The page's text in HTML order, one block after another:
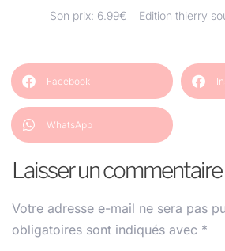
Son prix: 6.99€ Edition thierry
Facebook
WhatsApp
Laisser un commentaire
Votre adresse e-mail ne sera pas
obligatoires sont indiqués avec *